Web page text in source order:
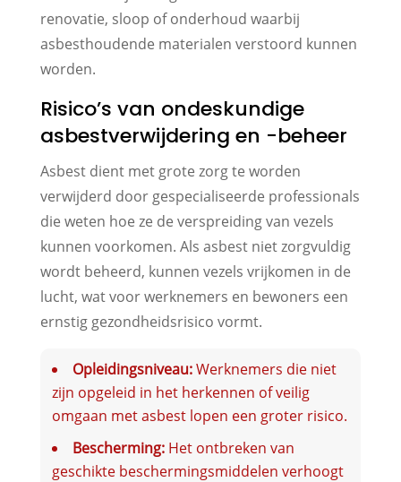
renovatie, sloop of onderhoud waarbij
asbesthoudende materialen verstoord kunnen
worden.
Risico’s van ondeskundige
asbestverwijdering en -beheer
Asbest dient met grote zorg te worden
verwijderd door gespecialiseerde professionals
die weten hoe ze de verspreiding van vezels
kunnen voorkomen. Als asbest niet zorgvuldig
wordt beheerd, kunnen vezels vrijkomen in de
lucht, wat voor werknemers en bewoners een
ernstig gezondheidsrisico vormt.
Opleidingsniveau:Werknemers die niet
zijn opgeleid in het herkennen of veilig
omgaan met asbest lopen een groter risico.
Bescherming:Het ontbreken van
geschikte beschermingsmiddelen verhoogt